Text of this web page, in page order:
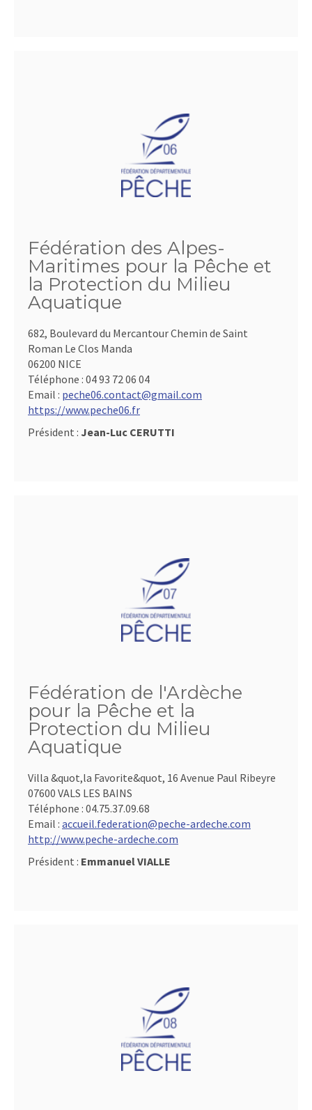
Fédération des Alpes-
Maritimes pour la Pêche et
la Protection du Milieu
Aquatique
682, Boulevard du Mercantour Chemin de Saint
Roman Le Clos Manda
06200 NICE
Téléphone : 04 93 72 06 04
Email : peche06.contact@gmail.com
https://www.peche06.fr
Président : Jean-Luc CERUTTI
Fédération de l'Ardèche
pour la Pêche et la
Protection du Milieu
Aquatique
Villa &quot,la Favorite&quot, 16 Avenue Paul Ribeyre
07600 VALS LES BAINS
Téléphone : 04.75.37.09.68
Email : accueil.federation@peche-ardeche.com
http://www.peche-ardeche.com
Président : Emmanuel VIALLE